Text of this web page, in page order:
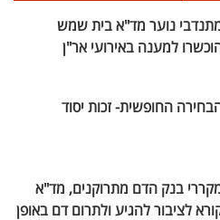
נוער מד"א בית שמש
למענה באירועי אר"ן
החופשית- זכות יסוד
בנק הדם מתרוקנים, מד"א
לציבור להגיע ולתרום דם באופן